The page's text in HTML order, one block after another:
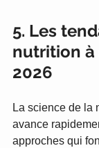
5. Les
nutrition à
2026
La science de la
avance
approches qui